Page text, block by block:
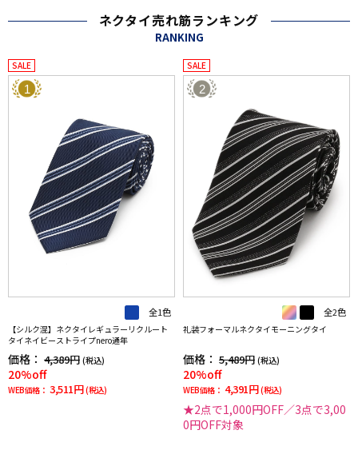
ネクタイ売れ筋ランキング
RANKING
SALE
1
全1色
【シルク混】ネクタイレギュラーリクルート
タイネイビーストライプnero通年
価格： 4,389円 (税込)
20%off
WEB価格： 3,511円 (税込)
SALE
2
全2色
礼装フォーマルネクタイモーニングタイ
価格： 5,489円 (税込)
20%off
WEB価格： 4,391円 (税込)
★2点で1,000円OFF／3点で3,00
0円OFF対象